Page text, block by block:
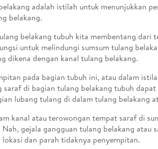
adalah istilah untuk menunjukkan
belakang.
belakang tubuh kita membentang dari
untuk melindungi sumsum tulang
dikena dengan kanal tulang belakang.
pada bagian tubuh ini, atau dalam
saraf di bagian tulang belakang tubuh
lubang tulang di dalam tulang belakang
kanal atau terowongan tempat saraf di
gejala gangguan tulang belakang atau
dan parah tidaknya penyempitan.